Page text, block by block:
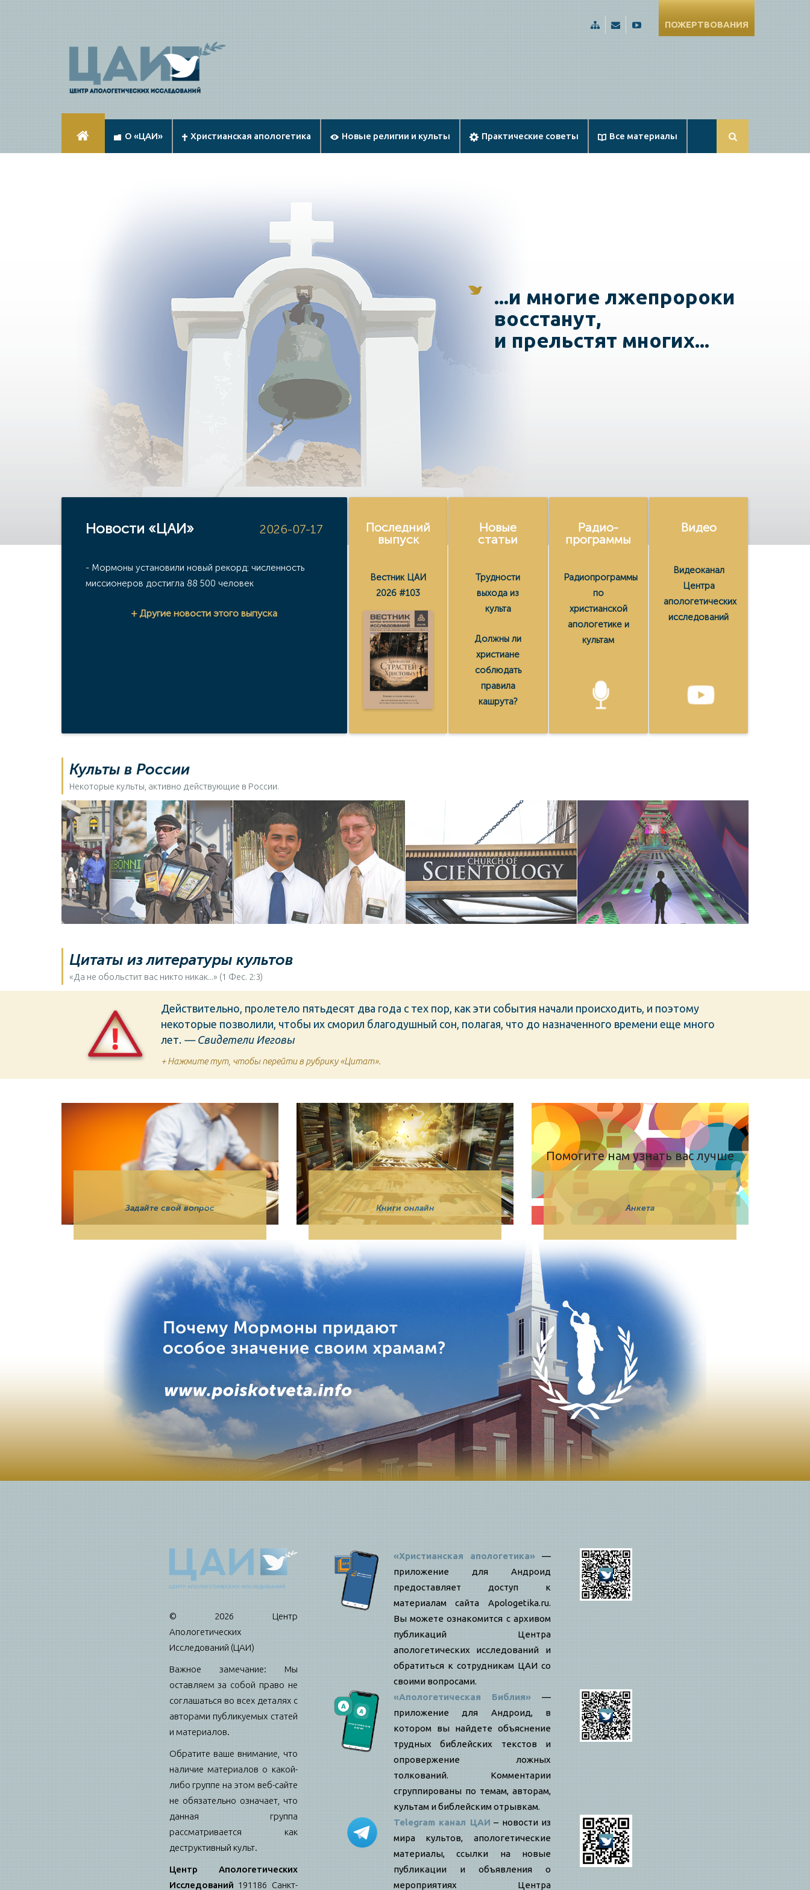
ПОЖЕРТВОВАНИЯ
О «ЦАИ» Христианская апологетика Новые религии и культы Практические советы Все материалы
...и многие лжепророки
восстанут,
и прельстят многих...
2026-07-17
Новости «ЦАИ»
- Мормоны установили новый рекорд: численность
миссионеров достигла 88 500 человек
+ Другие новости этого выпуска
Последний
выпуск
Вестник ЦАИ
2026 #103
Новые
статьи
Трудности
выхода из
культа
Должны ли
христиане
соблюдать
правила
кашрута?
Радио-
программы
Радиопрограммы
по
христианской
апологетике и
культам
Видео
Видеоканал
Центра
апологетических
исследований
Культы в России
Некоторые культы, активно действующие в России.
Цитаты из литературы культов
«Да не обольстит вас никто никак...» (1 Фес. 2:3)
Действительно, пролетело пятьдесят два года с тех пор, как эти события начали происходить, и поэтому
некоторые позволили, чтобы их сморил благодушный сон, полагая, что до назначенного времени еще много
лет. — Свидетели Иеговы
+ Нажмите тут, чтобы перейти в рубрику «Цитат».
Задайте свой вопрос Книги онлайн
Помогите нам узнать вас лучше
Анкета
© 2026 Центр
Апологетических
Исследований (ЦАИ)
Важное замечание: Мы
оставляем за собой право не
соглашаться во всех деталях с
авторами публикуемых статей
и материалов.
Обратите ваше внимание, что
наличие материалов о какой-
либо группе на этом веб-сайте
не обязательно означает, что
данная группа
рассматривается как
деструктивный культ.
Центр Апологетических
Исследований 191186 Санкт-
«Христианская апологетика» —
приложение для Андроид
предоставляет доступ к
материалам сайта Apologetika.ru.
Вы можете ознакомится с архивом
публикаций Центра
апологетических исследований и
обратиться к сотрудникам ЦАИ со
своими вопросами.
«Апологетическая Библия» —
приложение для Андроид, в
котором вы найдете объяснение
трудных библейских текстов и
опровержение ложных
толкований. Комментарии
сгруппированы по темам, авторам,
культам и библейским отрывкам.
Telegram канал ЦАИ – новости из
мира культов, апологетические
материалы, ссылки на новые
публикации и объявления о
мероприятиях Центра